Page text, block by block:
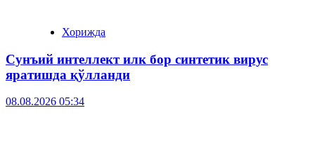
Хорижда
Сунъий интеллект илк бор синтетик вирус
яратишда қўлланди
08.08.2026 05:34